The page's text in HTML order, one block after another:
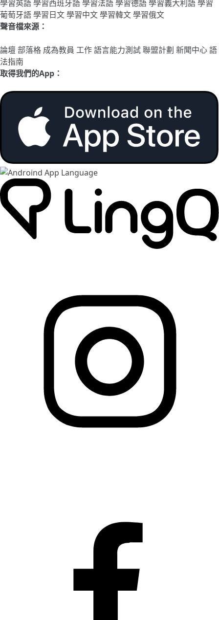
學習英語學習西班牙語學習法語學習德語學習義大利語學習
葡萄牙語學習日文學習中文學習韓文學習俄文
聲音檔來源：
論壇部落格 成為教員 工作語言能力測試聯盟計劃 新聞中心語
法指南
取得我們的App：